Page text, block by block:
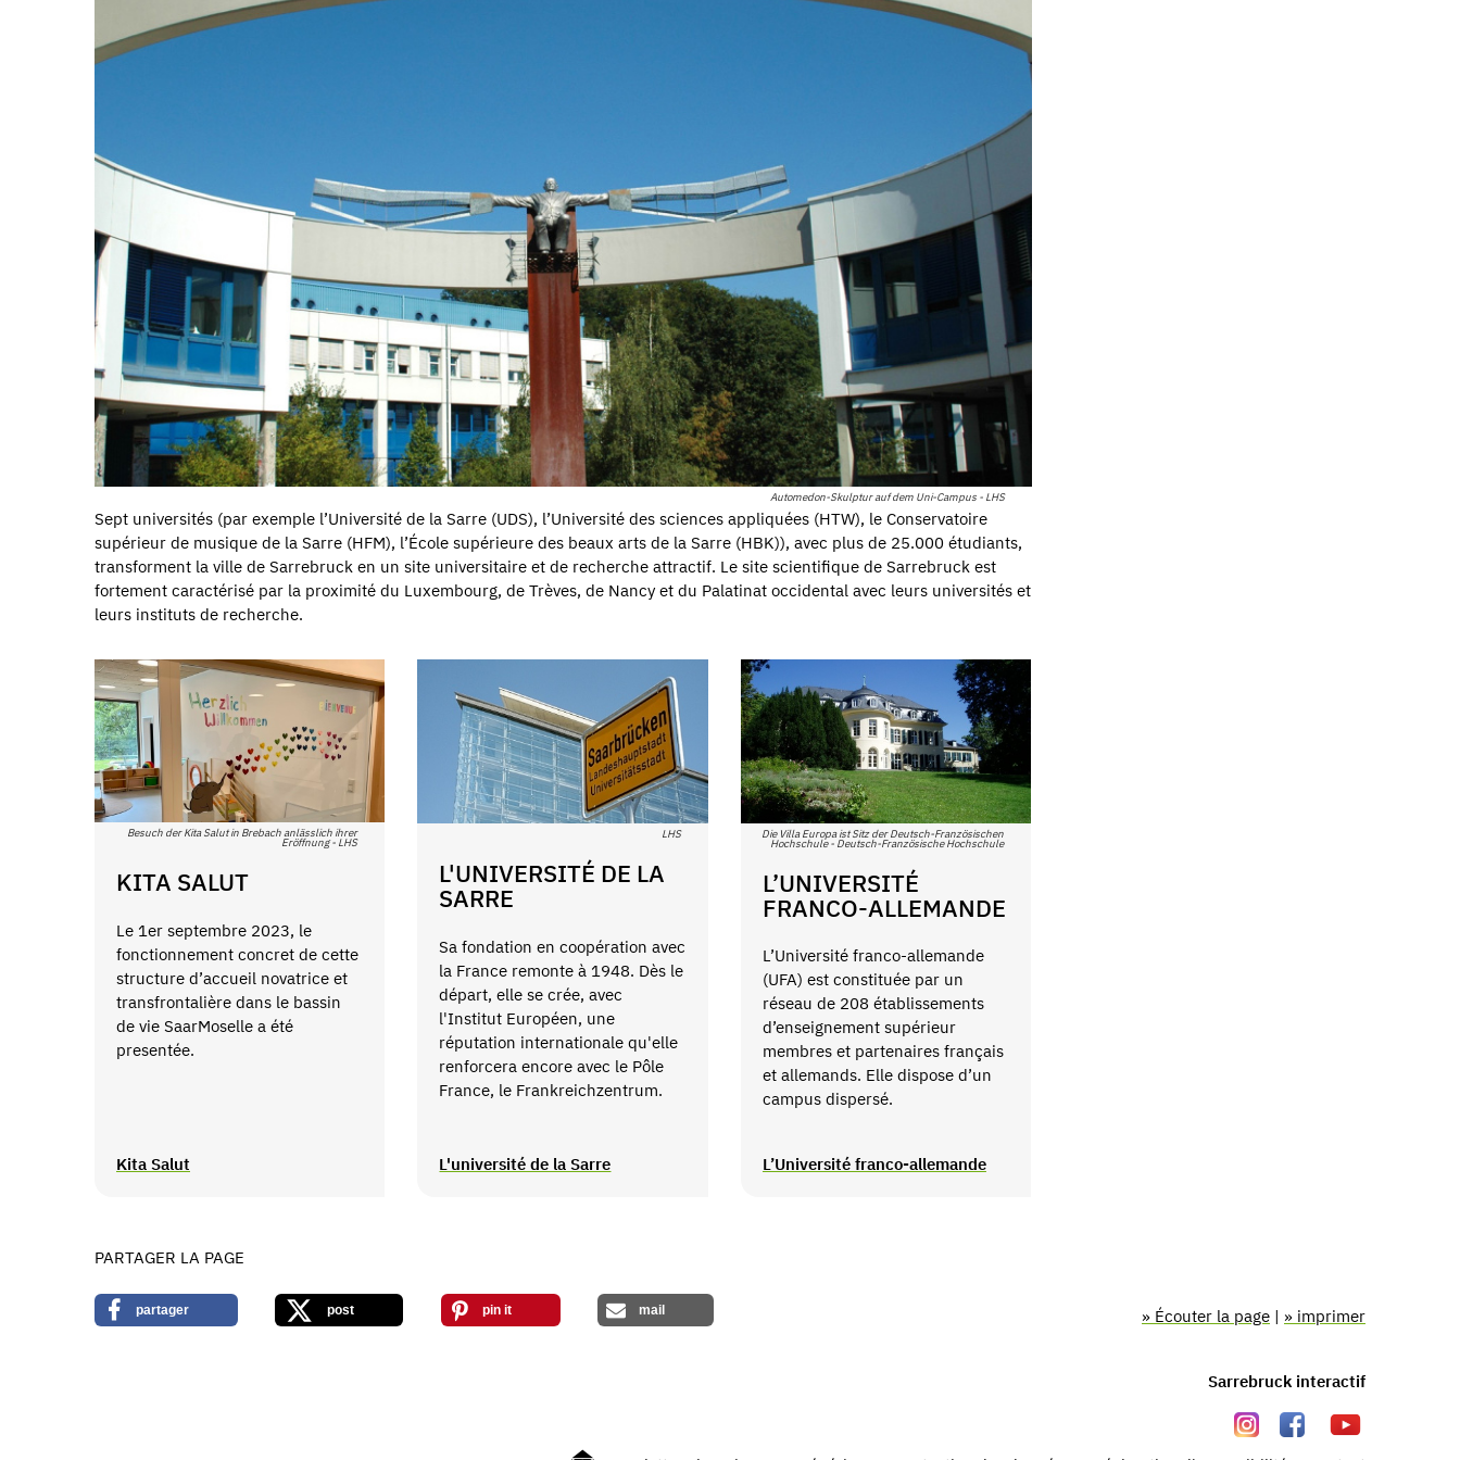
Automedon-Skulptur auf dem Uni-Campus - LHS
Sept universités (par exemple l’Université de la Sarre (UDS), l’Université des sciences appliquées (HTW), le Conservatoire
supérieur de musique de la Sarre (HFM), l’École supérieure des beaux arts de la Sarre (HBK)), avec plus de 25.000 étudiants,
transforment la ville de Sarrebruck en un site universitaire et de recherche attractif. Le site scientifique de Sarrebruck est
fortement caractérisé par la proximité du Luxembourg, de Trèves, de Nancy et du Palatinat occidental avec leurs universités et
leurs instituts de recherche.
Besuch der Kita Salut in Brebach anlässlich ihrer
Eröffnung - LHS
KITA SALUT
Le 1er septembre 2023, le
fonctionnement concret de cette
structure d’accueil novatrice et
transfrontalière dans le bassin
de vie SaarMoselle a été
presentée.
Kita Salut
LHS
L'UNIVERSITÉ DE LA
SARRE
Sa fondation en coopération avec
la France remonte à 1948. Dès le
départ, elle se crée, avec
l'Institut Européen, une
réputation internationale qu'elle
renforcera encore avec le Pôle
France, le Frankreichzentrum.
L'université de la Sarre
Die Villa Europa ist Sitz der Deutsch-Französischen
Hochschule - Deutsch-Französische Hochschule
L’UNIVERSITÉ
FRANCO-ALLEMANDE
L’Université franco-allemande
(UFA) est constituée par un
réseau de 208 établissements
d’enseignement supérieur
membres et partenaires français
et allemands. Elle dispose d’un
campus dispersé.
L’Université franco-allemande
PARTAGER LA PAGE
partager post pin it mail » Écouter la page | » imprimer
Sarrebruck interactif